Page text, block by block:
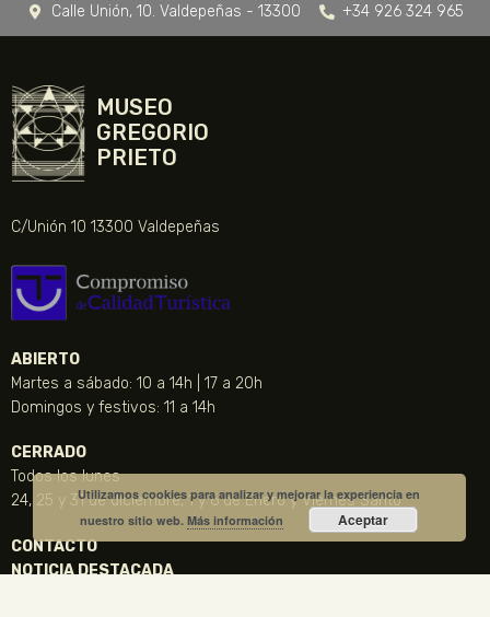
Calle Unión, 10. Valdepeñas - 13300
+34 926 324 965
MUSEO
GREGORIO
PRIETO
C/Unión 10 13300 Valdepeñas
ABIERTO
Martes a sábado: 10 a 14h | 17 a 20h
Domingos y festivos: 11 a 14h
CERRADO
Todos los lunes
24, 25 y 31 de diciembre, 1 y 6 de Enero y Viernes Santo
CONTACTO
NOTICIA DESTACADA
Utilizamos cookies para analizar y mejorar la experiencia en
nuestro sitio web.Más información Aceptar